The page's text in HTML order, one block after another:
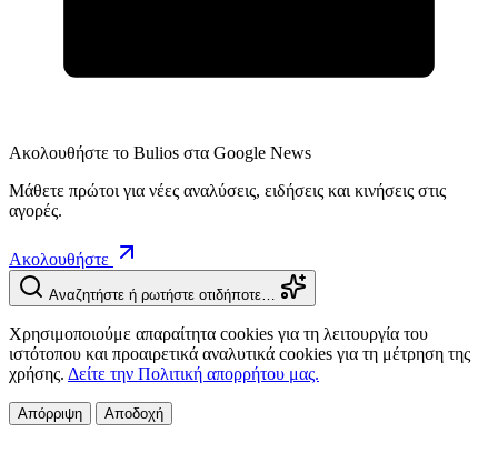
Ακολουθήστε το Bulios στα Google News
Μάθετε πρώτοι για νέες αναλύσεις, ειδήσεις και κινήσεις στις
αγορές.
Ακολουθήστε
Αναζητήστε ή ρωτήστε οτιδήποτε…
Χρησιμοποιούμε απαραίτητα cookies για τη λειτουργία του
ιστότοπου και προαιρετικά αναλυτικά cookies για τη μέτρηση της
χρήσης. Δείτε την Πολιτική απορρήτου μας.
Απόρριψη Αποδοχή